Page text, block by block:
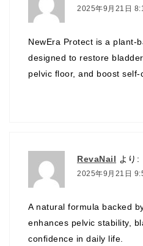
2025年9月21日
NewEra Protect is a plant-
designed to restore
pelvic floor, and boost self-
RevaNail より:
2025年9月21日
A natural formula backed
enhances pelvic stability,
confidence in daily life.